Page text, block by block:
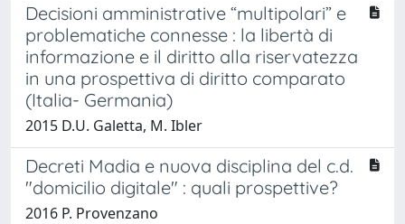
Decisioni amministrative “multipolari” e
problematiche connesse : la libertà di
informazione e il diritto alla riservatezza
in una prospettiva di diritto comparato
(Italia- Germania)
2015 D.U. Galetta, M. Ibler
Decreti Madia e nuova disciplina del c.d.
"domicilio digitale" : quali prospettive?
2016 P. Provenzano